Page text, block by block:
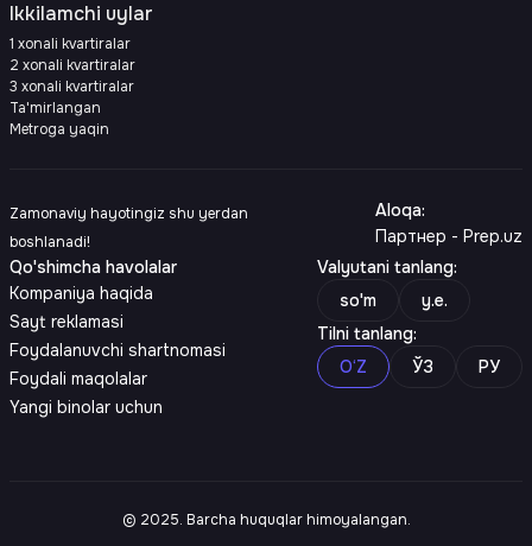
Ikkilamchi uylar
1 xonali kvartiralar
2 xonali kvartiralar
3 xonali kvartiralar
Ta'mirlangan
Metroga yaqin
Zamonaviy hayotingiz shu yerdan
boshlanadi!
Aloqa:
Партнер - Prep.uz
Qo'shimcha havolalar
Kompaniya haqida
Sayt reklamasi
Foydalanuvchi shartnomasi
Foydali maqolalar
Yangi binolar uchun
Valyutani tanlang:
so'm
y.e.
Tilni tanlang:
O‘Z
ЎЗ РУ
© 2025. Barcha huquqlar himoyalangan.